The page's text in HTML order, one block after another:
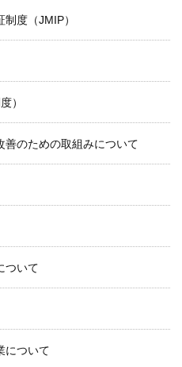
度（JMIP）
）
善のための取組みについて
ついて
について